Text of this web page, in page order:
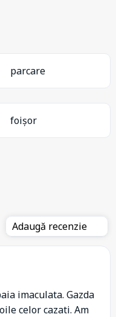
parcare
foișor
Adaugă recenzie
imaculata. Gazda
celor cazati. Am